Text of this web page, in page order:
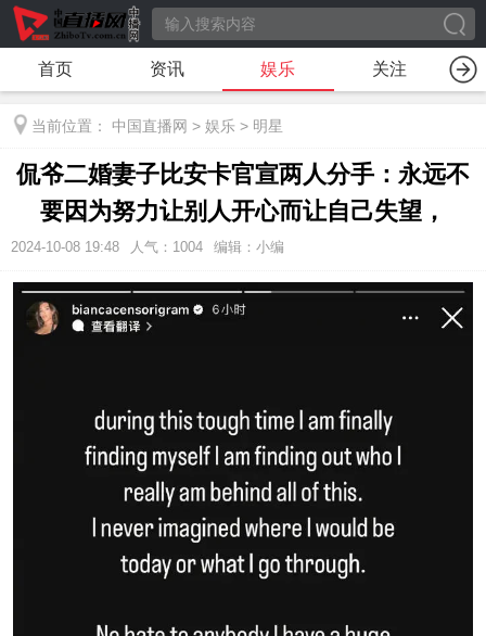
首页 资讯 娱乐 关注
当前位置： 中国直播网 > 娱乐 > 明星
侃爷二婚妻子比安卡官宣两人分手：永远不
要因为努力让别人开心而让自己失望，
2024-10-08 19:48 人气： 1004 编辑：小编